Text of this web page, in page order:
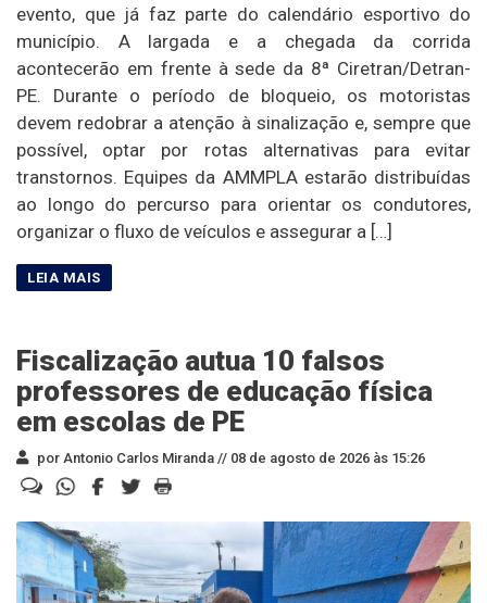
evento, que já faz parte do calendário esportivo do
município. A largada e a chegada da corrida
acontecerão em frente à sede da 8ª Ciretran/Detran-
PE. Durante o período de bloqueio, os motoristas
devem redobrar a atenção à sinalização e, sempre que
possível, optar por rotas alternativas para evitar
transtornos. Equipes da AMMPLA estarão distribuídas
ao longo do percurso para orientar os condutores,
organizar o fluxo de veículos e assegurar a […]
Fiscalização autua 10 falsos
professores de educação física
em escolas de PE
por Antonio Carlos Miranda // 08 de agosto de 2026 às 15:26